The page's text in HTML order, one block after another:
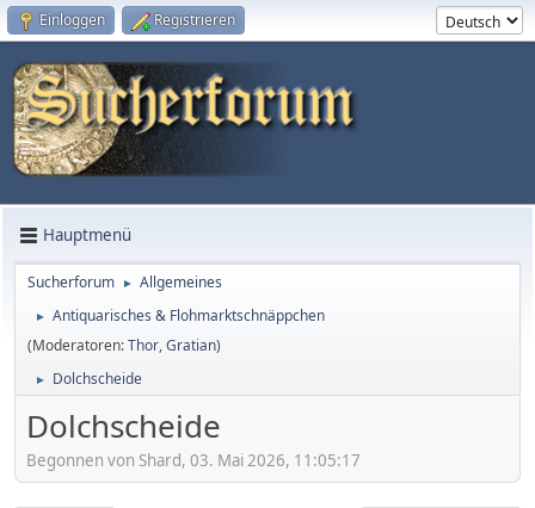
Einloggen Registrieren
Hauptmenü
Sucherforum ► Allgemeines
►
Antiquarisches & Flohmarktschnäppchen
(Moderatoren:Thor,Gratian)
► Dolchscheide
Dolchscheide
Begonnen von Shard, 03. Mai 2026, 11:05:17